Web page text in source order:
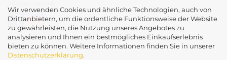
Wir verwenden Cookies und ähnliche Technologien, auch von
Drittanbietern, um die ordentliche Funktionsweise der Website
zu gewährleisten, die Nutzung unseres Angebotes zu
analysieren und Ihnen ein bestmögliches Einkaufserlebnis
bieten zu können. Weitere Informationen finden Sie in unserer
Datenschutzerklärung.
PARTNERSHOPS